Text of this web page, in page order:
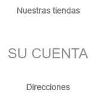
Nuestras tiendas
SU CUENTA
Direcciones